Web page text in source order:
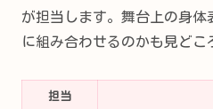
が担当します。舞台上の身体
に組み合わせるのかも見どこ
担当